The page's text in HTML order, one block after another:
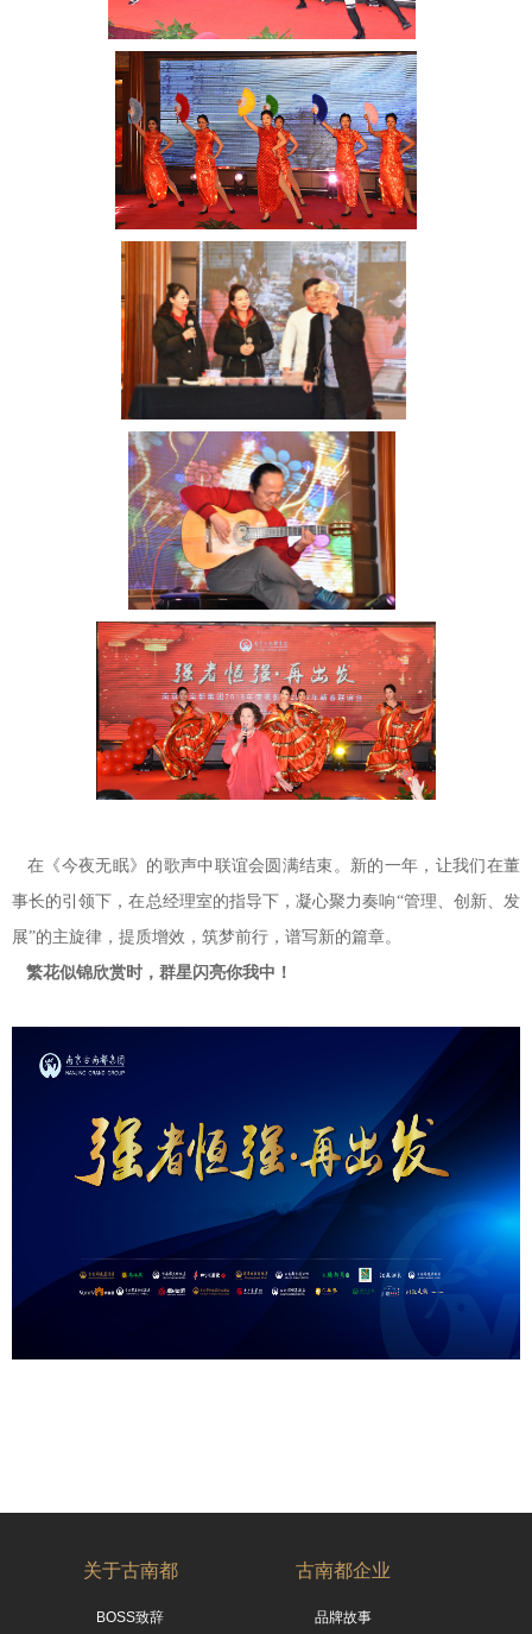
在《今夜无眠》的歌声中联谊会圆满结束。新的一年，让我们在董
事长的引领下，在总经理室的指导下，凝心聚力奏响“管理、创新、发
展”的主旋律，提质增效，筑梦前行，谱写新的篇章。
繁花似锦欣赏时，群星闪亮你我中！
关于古南都
BOSS致辞
古南都企业
品牌故事